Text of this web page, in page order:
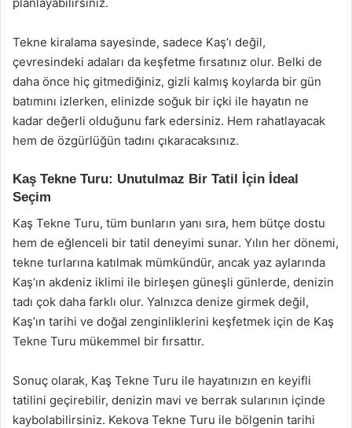
Tekne kiralama sayesinde, sadece Kaş’ı değil,
çevresindeki adaları da keşfetme fırsatınız olur. Belki de
daha önce hiç gitmediğiniz, gizli kalmış koylarda bir gün
batımını izlerken, elinizde soğuk bir içki ile hayatın ne
kadar değerli olduğunu fark edersiniz. Hem rahatlayacak
hem de özgürlüğün tadını çıkaracaksınız.
Kaş Tekne Turu: Unutulmaz Bir Tatil İçin İdeal
Seçim
Kaş Tekne Turu, tüm bunların yanı sıra, hem bütçe dostu
hem de eğlenceli bir tatil deneyimi sunar. Yılın her dönemi,
tekne turlarına katılmak mümkündür, ancak yaz aylarında
Kaş’ın akdeniz iklimi ile birleşen güneşli günlerde, denizin
tadı çok daha farklı olur. Yalnızca denize girmek değil,
Kaş’ın tarihi ve doğal zenginliklerini keşfetmek için de Kaş
Tekne Turu mükemmel bir fırsattır.
Sonuç olarak, Kaş Tekne Turu ile hayatınızın en keyifli
tatilini geçirebilir, denizin mavi ve berrak sularının içinde
kaybolabilirsiniz. Kekova Tekne Turu ile bölgenin tarihi